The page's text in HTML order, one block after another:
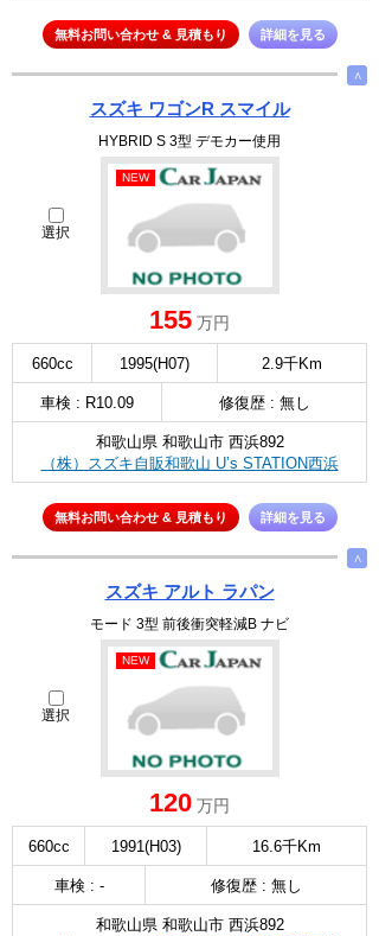
無料お問い合わせ & 見積もり 詳細を見る
∧
スズキ ワゴンR スマイル
HYBRID S 3型 デモカー使用
選択
NEW
155 万円
660cc 1995(H07) 2.9千Km
車検 : R10.09 修復歴 : 無し
和歌山県 和歌山市 西浜892
（株）スズキ自販和歌山 U’s STATION西浜
無料お問い合わせ & 見積もり 詳細を見る
∧
スズキ アルト ラパン
モード 3型 前後衝突軽減B ナビ
選択
NEW
120 万円
660cc 1991(H03) 16.6千Km
車検 : - 修復歴 : 無し
和歌山県 和歌山市 西浜892